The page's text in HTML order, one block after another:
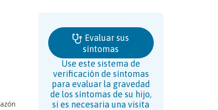
Evaluar sus
síntomas
Use este sistema de
verificación de síntomas
para evaluar la gravedad
de los síntomas de su hijo,
si es necesaria una visita